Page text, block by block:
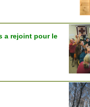
a rejoint pour le